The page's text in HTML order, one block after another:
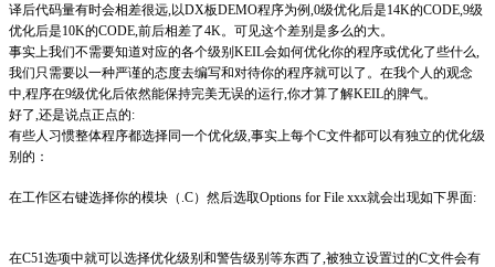
译后代码量有时会相差很远,以DX板DEMO程序为例,0级优化后是14K的CODE,9级
优化后是10K的CODE,前后相差了4K。可见这个差别是多么的大。
事实上我们不需要知道对应的各个级别KEIL会如何优化你的程序或优化了些什么,
我们只需要以一种严谨的态度去编写和对待你的程序就可以了。在我个人的观念
中,程序在9级优化后依然能保持完美无误的运行,你才算了解KEIL的脾气。
好了,还是说点正点的:
有些人习惯整体程序都选择同一个优化级,事实上每个C文件都可以有独立的优化级
别的：
在工作区右键选择你的模块（.C）然后选取Options for File xxx就会出现如下界面:
在C51选项中就可以选择优化级别和警告级别等东西了,被独立设置过的C文件会有